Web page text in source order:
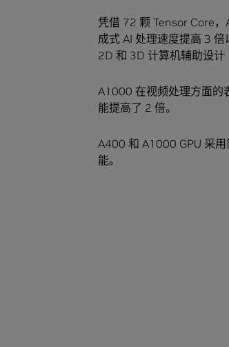
凭借 72 颗 Tensor Core
成式 AI 处理速度提高 3
2D 和 3D 计算机辅助设计
A1000 在视频处理方面的
能提高了 2 倍。
A400 和 A1000 GPU 采
能。